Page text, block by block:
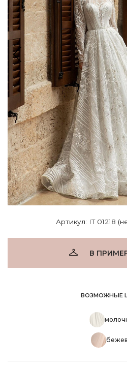
Артикул: IT 01218
В
ВОЗМОЖНЫЕ